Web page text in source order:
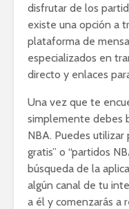
disfrutar de los
existe una opción a
plataforma de
especializados en
directo y enlaces
Una vez que te
simplemente debes
NBA. Puedes utilizar
gratis” o “partidos
búsqueda de la
algún canal de tu
a él y comenzarás a